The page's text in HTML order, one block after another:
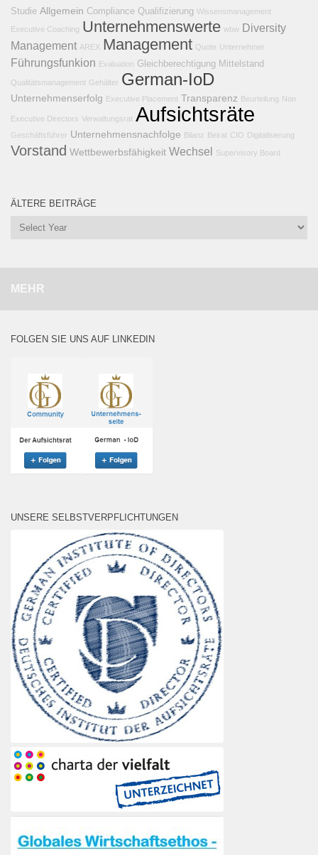
Studie Allgemein Compliance Qualifizierung Wissensmanagement
Executive Coaching Unternehmenswerte wbw Diversity
Management AREX Management Quote Unternehmer
Führungsfunkion Evaluation Gleichberechtigung Mittelstand
Qualitätsmanagement Gehälter German-IoD
Unternehmenserfolg Executive Placement Transparenz Beurteilung Non
Executive Directors Verwaltungsrat Aufsichtsräte
Geschäftsführer Unternehmensnachfolge Bilanz Beirat CIO Digitalisierung
Vorstand Wettbewerbsfähigkeit Wechsel Supervisory Board
ÄLTERE BEITRÄGE
MEHR
FOLGEN SIE UNS AUF LINKEDIN
UNSERE SELBSTVERPFLICHTUNGEN